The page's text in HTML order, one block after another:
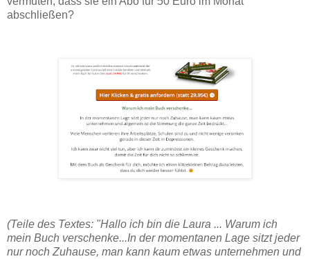
abschließen?
(Teile des Textes: "Hallo ich bin die Laura ... Warum ich
mein Buch verschenke...In der momentanen Lage sitzt jeder
nur noch Zuhause, man kann kaum etwas unternehmen und